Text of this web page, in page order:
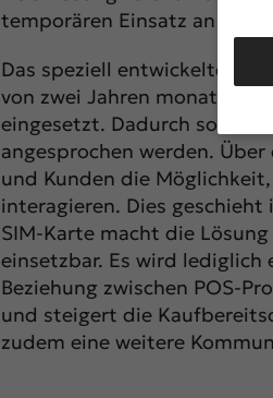
temporären Einsatz an
Das speziell entwickelte
von zwei Jahren monatlich
eingesetzt. Dadurch soll
angesprochen werden.
und Kunden die
interagieren. Dies
SIM-Karte macht die
einsetzbar. Es wird
Beziehung zwischen POS-
und steigert die
zudem eine weitere
Wir
von
Hier
Ihre